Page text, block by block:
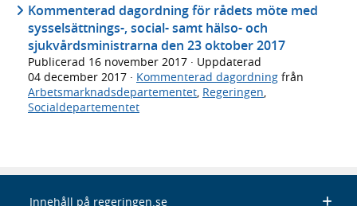
Kommenterad dagordning för rådets möte med
sysselsättnings-, social- samt hälso- och
sjukvårdsministrarna den 23 oktober 2017
Publicerad 16 november 2017 · Uppdaterad
04 december 2017 · Kommenterad dagordning från
Arbetsmarknadsdepartementet Regeringen
Socialdepartementet
Innehåll på regeringen.se